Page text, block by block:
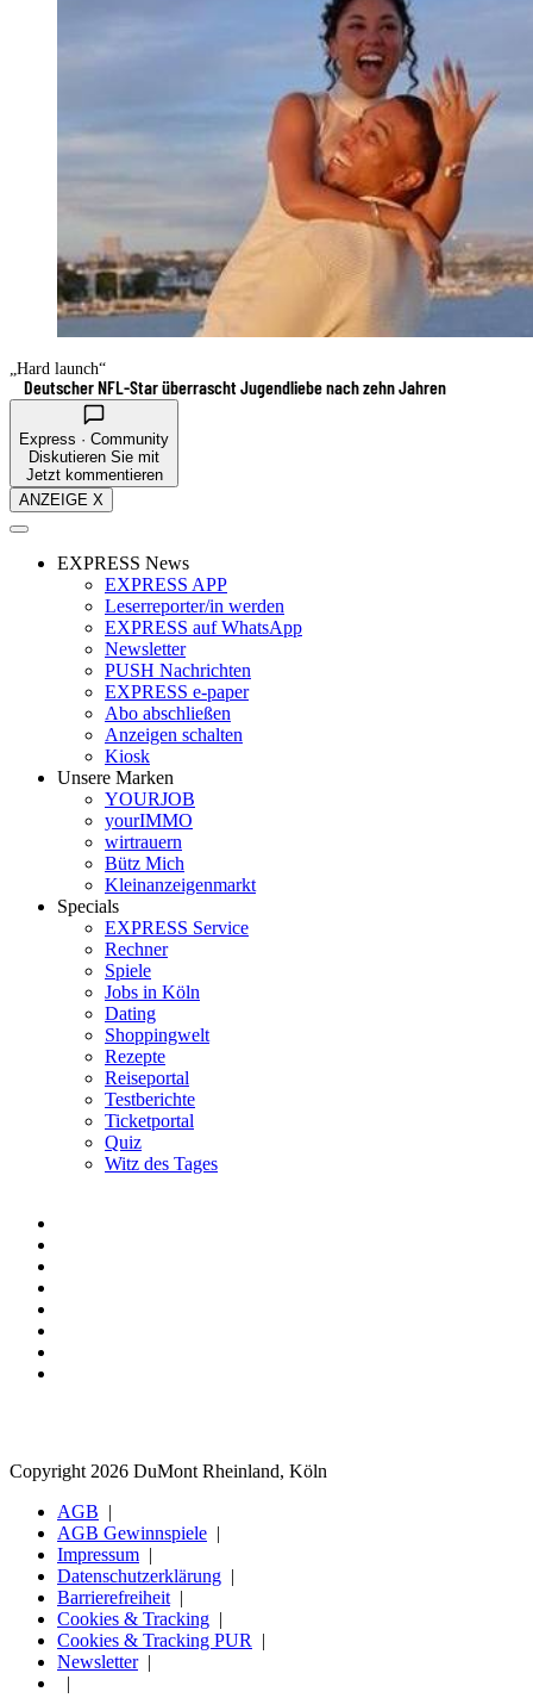
„Hard launch“
Deutscher NFL-Star überrascht Jugendliebe nach zehn Jahren
Express · Community
Diskutieren Sie mit
Jetzt kommentieren
ANZEIGE X
EXPRESS News
EXPRESS APP
Leserreporter/in werden
EXPRESS auf WhatsApp
Newsletter
PUSH Nachrichten
EXPRESS e-paper
Abo abschließen
Anzeigen schalten
Kiosk
Unsere Marken
YOURJOB
yourIMMO
wirtrauern
Bütz Mich
Kleinanzeigenmarkt
Specials
EXPRESS Service
Rechner
Spiele
Jobs in Köln
Dating
Shoppingwelt
Rezepte
Reiseportal
Testberichte
Ticketportal
Quiz
Witz des Tages
Copyright 2026 DuMont Rheinland, Köln
AGB
AGB Gewinnspiele
Impressum
Datenschutzerklärung
Barrierefreiheit
Cookies & Tracking
Cookies & Tracking PUR
Newsletter